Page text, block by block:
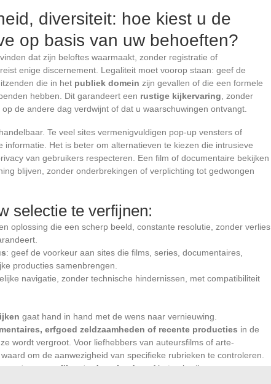
diversiteit: hoe kiest u de
op basis van uw behoeften?
vinden dat zijn beloftes waarmaakt, zonder registratie of
enige discernement. Legaliteit moet voorop staan: geef de
die in het publiek domein zijn gevallen of die een formele
hebben. Dit garandeert een rustige kijkervaring , zonder
de andere dag verdwijnt of dat u waarschuwingen ontvangt.
Te veel sites vermenigvuldigen pop-up vensters of
informatie. Het is beter om alternatieven te kiezen die intrusieve
van gebruikers respecteren. Een film of documentaire bekijken
blijven, zonder onderbrekingen of verplichting tot gedwongen
selectie te verfijnen:
oplossing die een scherp beeld, constante resolutie, zonder verlies
: geef de voorkeur aan sites die films, series, documentaires,
producties samenbrengen.
navigatie, zonder technische hindernissen, met compatibiliteit
gaat hand in hand met de wens naar vernieuwing.
erfgoed zeldzaamheden of recente producties in de
wordt vergroot. Voor liefhebbers van auteursfilms of arte-
om de aanwezigheid van specifieke rubrieken te controleren.
van trucs om films te downloaden
of het gebruik van